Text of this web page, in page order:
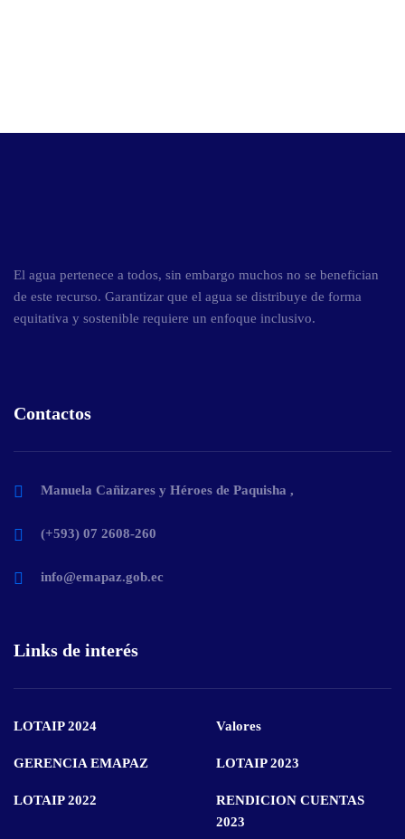
El agua pertenece a todos, sin embargo muchos no se benefician
de este recurso. Garantizar que el agua se distribuye de forma
equitativa y sostenible requiere un enfoque inclusivo.
Contactos
Manuela Cañizares y Héroes de Paquisha ,
(+593) 07 2608-260
info@emapaz.gob.ec
Links de interés
LOTAIP 2024 Valores
GERENCIA EMAPAZ LOTAIP 2023
LOTAIP 2022
RENDICION CUENTAS
2023